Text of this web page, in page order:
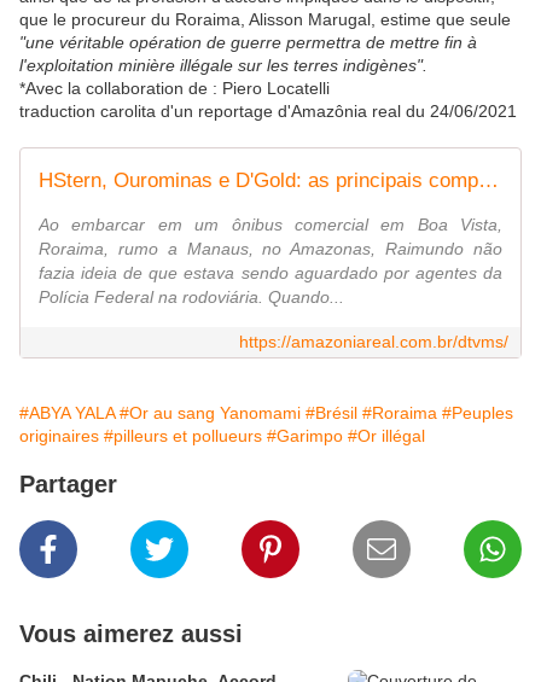
que le procureur du Roraima, Alisson Marugal, estime que seule
"une véritable opération de guerre permettra de mettre fin à
l'exploitation minière illégale sur les terres indigènes".
*Avec la collaboration de : Piero Locatelli
traduction carolita d'un reportage d'Amazônia real du 24/06/2021
HStern, Ourominas e D'Gold: as principais compradoras do ouro ilegal da TI Yanomami - Amazônia Real
Ao embarcar em um ônibus comercial em Boa Vista,
Roraima, rumo a Manaus, no Amazonas, Raimundo não
fazia ideia de que estava sendo aguardado por agentes da
Polícia Federal na rodoviária. Quando...
https://amazoniareal.com.br/dtvms/
#ABYA YALA #Or au sang Yanomami #Brésil #Roraima #Peuples
originaires #pilleurs et pollueurs #Garimpo #Or illégal
Partager
Vous aimerez aussi